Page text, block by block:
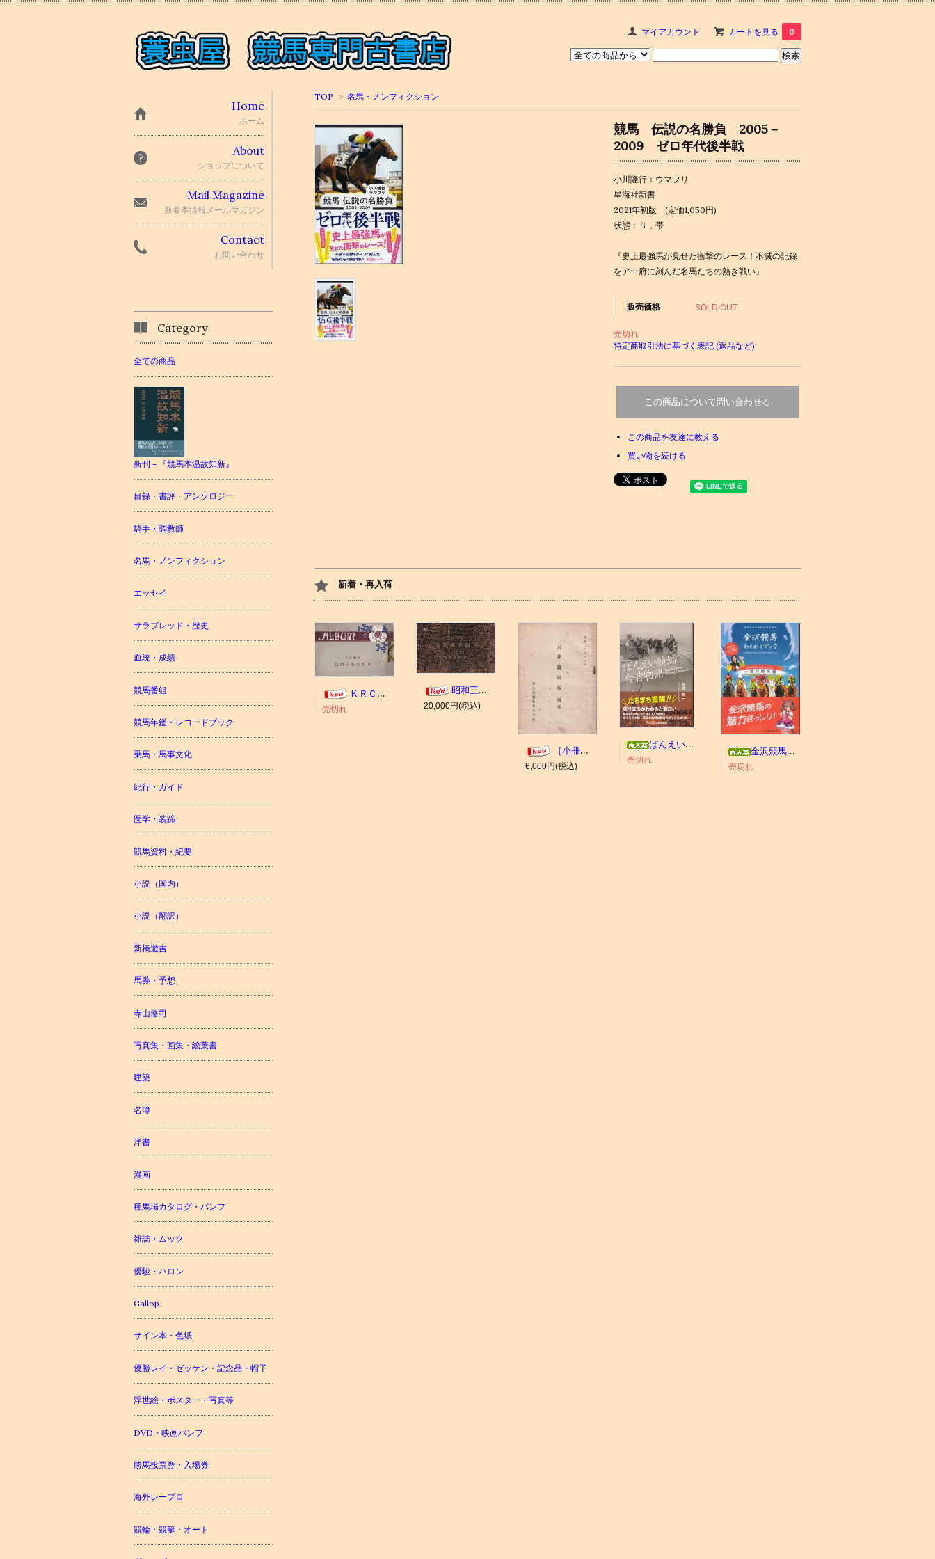
マイアカウント カートを見る 0
TOP > 名馬・ノンフィクション
競馬 伝説の名勝負 2005－
2009 ゼロ年代後半戦
小川隆行＋ウマフリ
星海社新書
2021年初版 (定価1,050円)
状態：Ｂ，帯
『史上最強馬が見せた衝撃のレース！不滅の記録
をアー府に刻んだ名馬たちの熱き戦い』
販売価格 SOLD OUT
売切れ
特定商取引法に基づく表記 (返品など)
この商品について問い合わせる
この商品を友達に教える
買い物を続ける
新着・再入荷
ＫＲＣ ＡＬＢＵＭ（京都競馬場写真帖）
売切れ
昭和三年十一月 御大典記念
20,000円(税込)
［小冊子］大井競馬場 概要
6,000円(税込)
ばんえい競馬今昔物語
売切れ
金沢競馬わくわくブック
売切れ
Home
ホーム
About
ショップについて
Mail Magazine
新着本情報メールマガジン
Contact
お問い合わせ
Category
全ての商品
新刊－『競馬本温故知新』
目録・書評・アンソロジー
騎手・調教師
名馬・ノンフィクション
エッセイ
サラブレッド・歴史
血統・成績
競馬番組
競馬年鑑・レコードブック
乗馬・馬事文化
紀行・ガイド
医学・装蹄
競馬資料・紀要
小説（国内）
小説（翻訳）
新橋遊吉
馬券・予想
寺山修司
写真集・画集・絵葉書
建築
名簿
洋書
漫画
種馬場カタログ・パンフ
雑誌・ムック
優駿・ハロン
Gallop
サイン本・色紙
優勝レイ・ゼッケン・記念品・帽子
浮世絵・ポスター・写真等
DVD・映画パンフ
勝馬投票券・入場券
海外レープロ
競輪・競艇・オート